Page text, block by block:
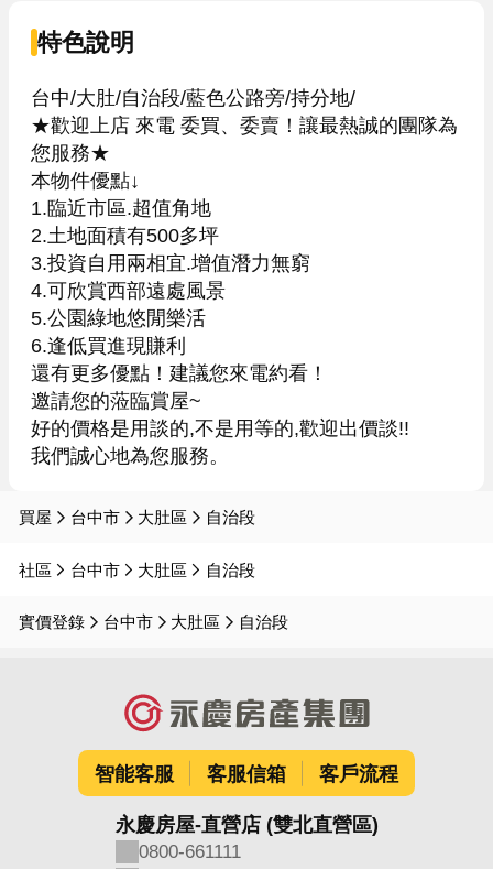
特色說明
台中/大肚/自治段/藍色公路旁/持分地/
★歡迎上店 來電 委買、委賣！讓最熱誠的團隊為
您服務★
本物件優點↓
1.臨近市區.超值角地
2.土地面積有500多坪
3.投資自用兩相宜.增值潛力無窮
4.可欣賞西部遠處風景
5.公園綠地悠閒樂活
6.逢低買進現賺利
還有更多優點！建議您來電約看！
邀請您的蒞臨賞屋~
好的價格是用談的,不是用等的,歡迎出價談!!
我們誠心地為您服務。
買屋 台中市 大肚區 自治段
社區 台中市 大肚區 自治段
實價登錄 台中市 大肚區 自治段
智能客服 客服信箱 客戶流程
永慶房屋-直營店 (雙北直營區)
0800-661111